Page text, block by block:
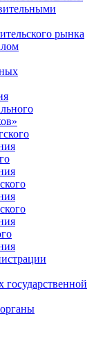
рынка
государственной